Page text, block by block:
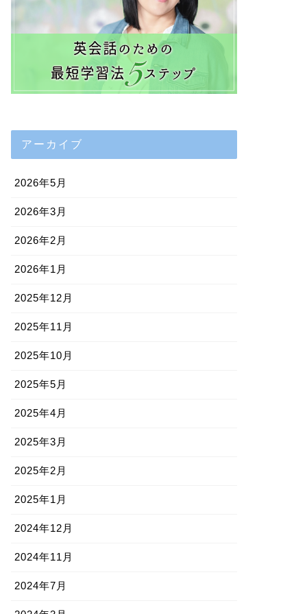
アーカイブ
2026年5月
2026年3月
2026年2月
2026年1月
2025年12月
2025年11月
2025年10月
2025年5月
2025年4月
2025年3月
2025年2月
2025年1月
2024年12月
2024年11月
2024年7月